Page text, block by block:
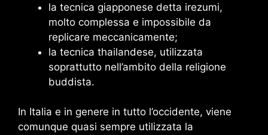
la tecnica giapponese detta irezumi,
molto complessa e impossibile da
replicare meccanicamente;
la tecnica thailandese, utilizzata
soprattutto nell’ambito della religione
buddista.
In Italia e in genere in tutto l’occidente, viene
comunque quasi sempre utilizzata la